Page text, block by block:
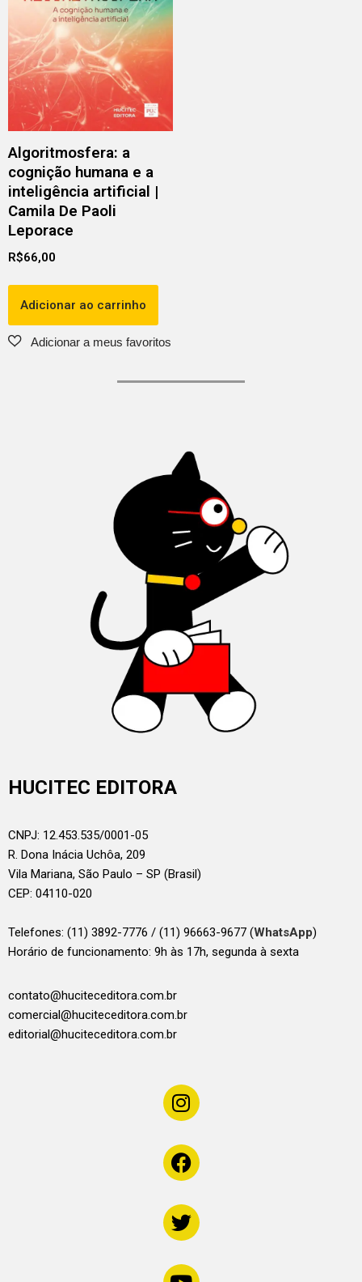
Algoritmosfera: a
cognição humana e a
inteligência artificial |
Camila De Paoli
Leporace
R$66,00
Adicionar ao carrinho
HUCITEC EDITORA
CNPJ: 12.453.535/0001-05
R. Dona Inácia Uchôa, 209
Vila Mariana, São Paulo – SP (Brasil)
CEP: 04110-020
Telefones: (11) 3892-7776 / (11) 96663-9677 (WhatsApp)
Horário de funcionamento: 9h às 17h, segunda à sexta
contato@huciteceditora.com.br
comercial@huciteceditora.com.br
editorial@huciteceditora.com.br